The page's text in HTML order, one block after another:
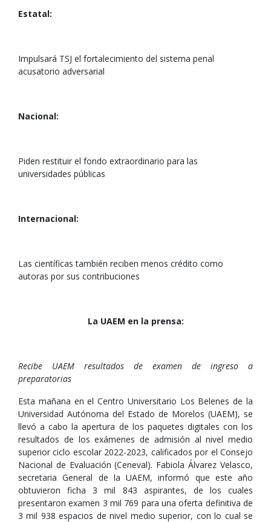
Estatal:
Impulsará TSJ el fortalecimiento del sistema penal
acusatorio adversarial
Nacional:
Piden restituir el fondo extraordinario para las
universidades públicas
Internacional:
Las científicas también reciben menos crédito como
autoras por sus contribuciones
La UAEM en la prensa:
Recibe UAEM resultados de examen de ingreso a
preparatorias
Esta mañana en el Centro Universitario Los Belenes de la
Universidad Autónoma del Estado de Morelos (UAEM), se
llevó a cabo la apertura de los paquetes digitales con los
resultados de los exámenes de admisión al nivel medio
superior ciclo escolar 2022-2023, calificados por el Consejo
Nacional de Evaluación (Ceneval). Fabiola Álvarez Velasco,
secretaria General de la UAEM, informó que este año
obtuvieron ficha 3 mil 843 aspirantes, de los cuales
presentaron examen 3 mil 769 para una oferta definitiva de
3 mil 938 espacios de nivel medio superior, con lo cual se